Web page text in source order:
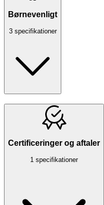
Børnevenligt
3 specifikationer
Certificeringer og aftaler
1 specifikationer